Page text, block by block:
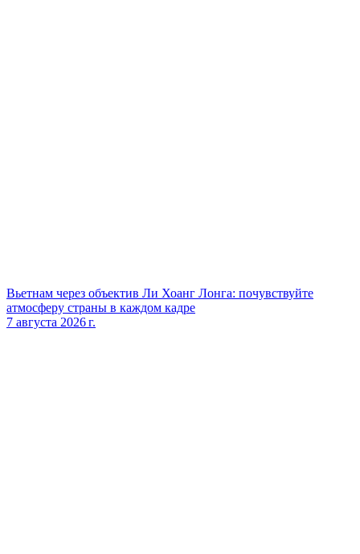
Вьетнам через объектив Ли Хоанг Лонга: почувствуйте
атмосферу страны в каждом кадре
7 августа 2026 г.